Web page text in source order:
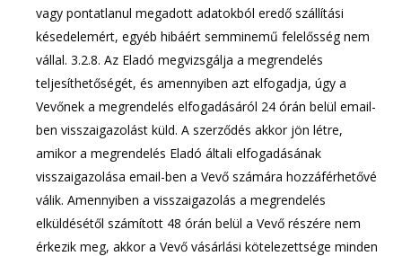
vagy pontatlanul megadott adatokból eredő szállítási
késedelemért, egyéb hibáért semminemű felelősség nem
vállal. 3.2.8. Az Eladó megvizsgálja a megrendelés
teljesíthetőségét, és amennyiben azt elfogadja, úgy a
Vevőnek a megrendelés elfogadásáról 24 órán belül email-
ben visszaigazolást küld. A szerződés akkor jön létre,
amikor a megrendelés Eladó általi elfogadásának
visszaigazolása email-ben a Vevő számára hozzáférhetővé
válik. Amennyiben a visszaigazolás a megrendelés
elküldésétől számított 48 órán belül a Vevő részére nem
érkezik meg, akkor a Vevő vásárlási kötelezettsége minden